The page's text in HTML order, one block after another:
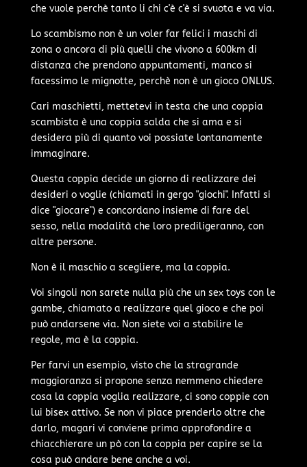
che vuole perchè tanto li chi c'è c'è si svuota e va via.
Lo scambismo non è un voler far felici i maschi di
zona o ancora di più quelli che vivono a 600km di
distanza che prendono appuntamenti, manco si
facessimo le mignotte, perchè non è un gioco ONLUS.
Cari maschietti, mettetevi in testa che una coppia
scambista è una coppia salda che si ama e si
desidera più di quanto voi possiate lontanamente
immaginare.
Questa coppia decide un giorno di realizzare dei
desideri o voglie (chiamati in gergo "giochi". Infatti si
dice "giocare") e concordano insieme di fare del
sesso, nella modalità che loro prediligeranno, con
altre persone.
Non è il maschio a scegliere, ma la coppia.
Voi singoli non sarete nulla più che un sex toys con le
gambe, chiamato a realizzare quel gioco e che poi
può andarsene via. Non siete voi a stabilire le
regole, ma è la coppia.
Per farvi un esempio, visto che la stragrande
maggioranza si propone senza nemmeno chiedere
cosa la coppia voglia realizzare, ci sono coppie con
lui bisex attivo. Se non vi piace prenderlo oltre che
darlo, magari vi conviene prima approfondire a
chiacchierare un pò con la coppia per capire se la
cosa può andare bene anche a voi.